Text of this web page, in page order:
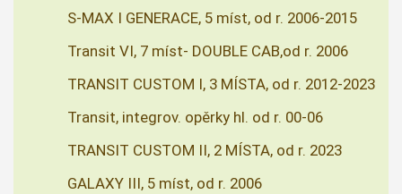
S-MAX I GENERACE, 5 míst, od r. 2006-2015
Transit VI, 7 míst- DOUBLE CAB,od r. 2006
TRANSIT CUSTOM I, 3 MÍSTA, od r. 2012-2023
Transit, integrov. opěrky hl. od r. 00-06
TRANSIT CUSTOM II, 2 MÍSTA, od r. 2023
GALAXY III, 5 míst, od r. 2006